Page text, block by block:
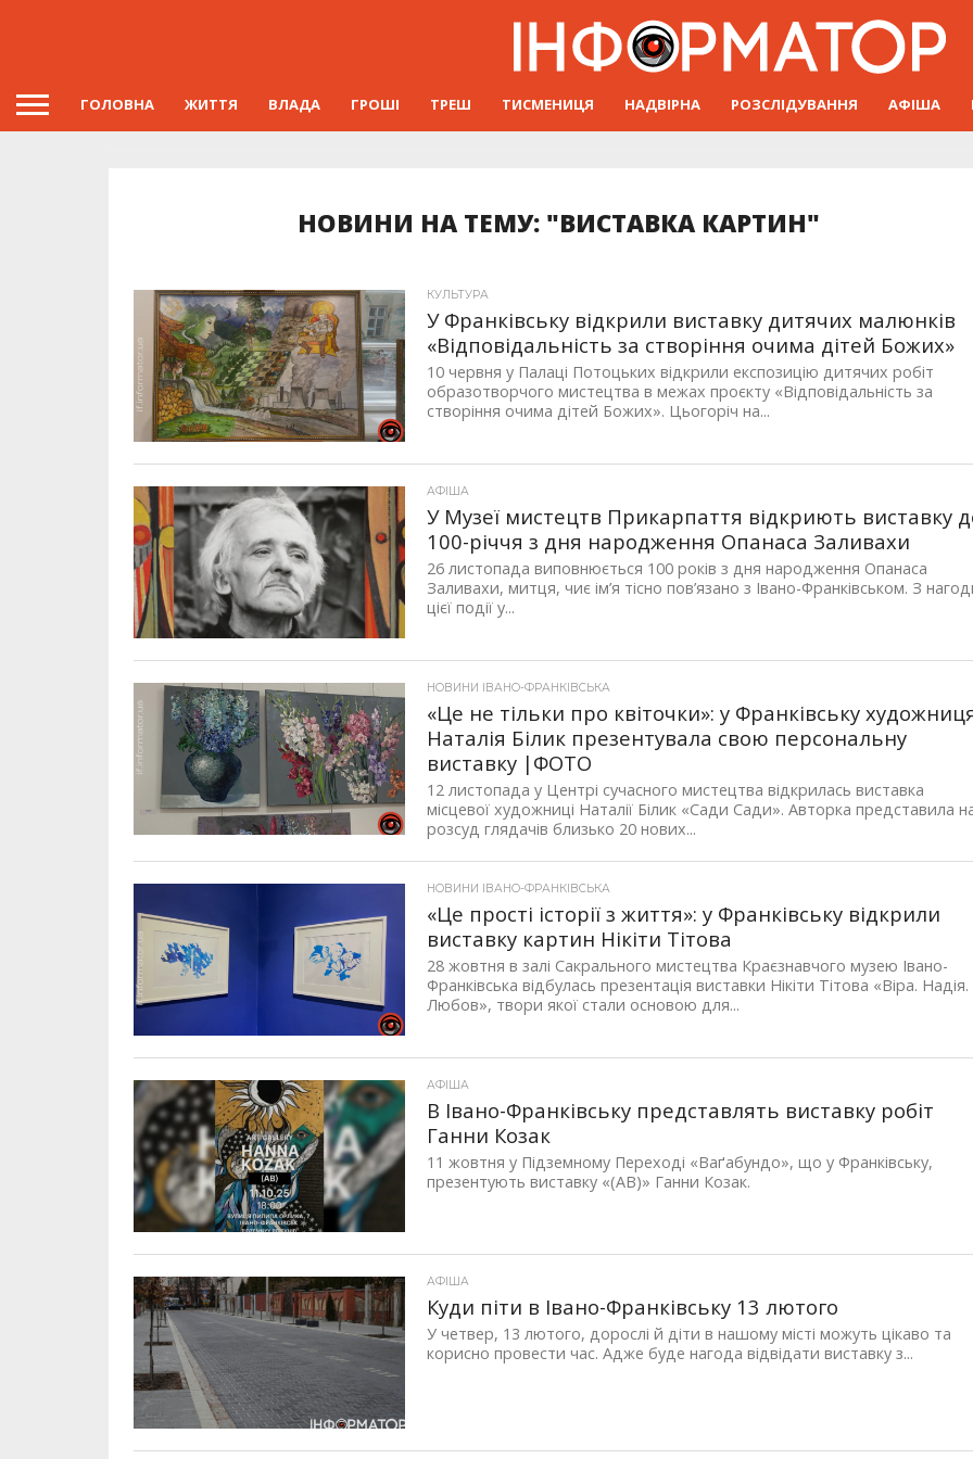
ГОЛОВНА ЖИТТЯ ВЛАДА ГРОШІ ТРЕШ ТИСМЕНИЦЯ НАДВІРНА РОЗСЛІДУВАННЯ АФІША
НОВИНИ НА ТЕМУ: "ВИСТАВКА КАРТИН"
КУЛЬТУРА
У Франківську відкрили виставку дитячих малюнків
«Відповідальність за створіння очима дітей Божих»
10 червня у Палаці Потоцьких відкрили експозицію дитячих робіт
образотворчого мистецтва в межах проєкту «Відповідальність за
створіння очима дітей Божих». Цьогоріч на...
АФІША
У Музеї мистецтв Прикарпаття відкриють виставку
100-річчя з дня народження Опанаса Заливахи
26 листопада виповнюється 100 років з дня народження Опанаса
Заливахи, митця, чиє ім’я тісно пов’язано з Івано-Франківськом. З
цієї події у...
НОВИНИ ІВАНО-ФРАНКІВСЬКА
«Це не тільки про квіточки»: у Франківську
Наталія Білик презентувала свою персональну
виставку |ФОТО
12 листопада у Центрі сучасного мистецтва відкрилась виставка
місцевої художниці Наталії Білик «Сади Сади». Авторка представила
розсуд глядачів близько 20 нових...
НОВИНИ ІВАНО-ФРАНКІВСЬКА
«Це прості історії з життя»: у Франківську відкрили
виставку картин Нікіти Тітова
28 жовтня в залі Сакрального мистецтва Краєзнавчого музею Івано-
Франківська відбулась презентація виставки Нікіти Тітова «Віра. Надія.
Любов», твори якої стали основою для...
АФІША
В Івано-Франківську представлять виставку робіт
Ганни Козак
11 жовтня у Підземному Переході «Ваґабундо», що у Франківську,
презентують виставку «(AB)» Ганни Козак.
АФІША
Куди піти в Івано-Франківську 13 лютого
У четвер, 13 лютого, дорослі й діти в нашому місті можуть цікаво та
корисно провести час. Адже буде нагода відвідати виставку з...